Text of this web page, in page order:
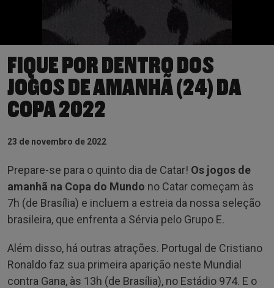
FIQUE POR DENTRO DOS
JOGOS DE AMANHÃ (24) DA
COPA 2022
23 de novembro de 2022
Prepare-se para o quinto dia de Catar! Os jogos de
amanhã na Copa do Mundo no Catar começam às
7h (de Brasília) e incluem a estreia da nossa seleção
brasileira, que enfrenta a Sérvia pelo Grupo E.
Além disso, há outras atrações. Portugal de Cristiano
Ronaldo faz sua primeira aparição neste Mundial
contra Gana, às 13h (de Brasília), no Estádio 974. E o